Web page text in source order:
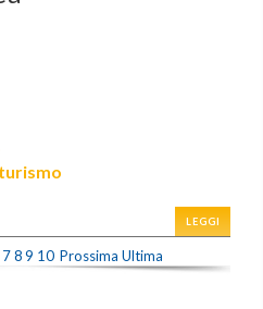
LEGGI
78 9 10 Prossima Ultima